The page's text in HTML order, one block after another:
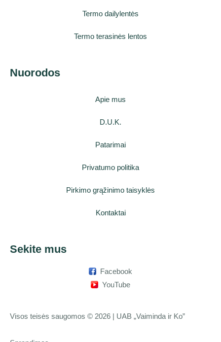
Termo dailylentės
Termo terasinės lentos
Nuorodos
Apie mus
D.U.K.
Patarimai
Privatumo politika
Pirkimo grąžinimo taisyklės
Kontaktai
Sekite mus
Facebook
YouTube
Visos teisės saugomos © 2026 | UAB „Vaiminda ir Ko”